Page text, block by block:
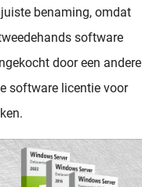
benaming, omdat
software
door een andere
software licentie voor